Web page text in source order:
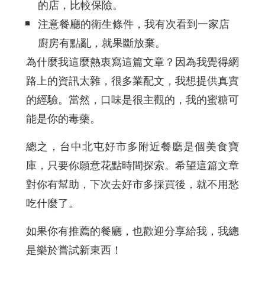
的店，比較保險。
注意餐廳的衛生條件，我有次看到一家店
廚房有點亂，就果斷放棄。
為什麼我這麼熱衷寫這篇文章？因為我覺得網
路上的資訊太雜，很多業配文，我想提供真實
的經驗。當然，口味是很主觀的，我的蜜糖可
能是你的毒藥。
總之，台中北屯好市多附近餐廳是個美食寶
庫，只要你願意花點時間探索。希望這篇文章
對你有幫助，下次去好市多採買後，就不用愁
吃什麼了。
如果你有推薦的餐廳，也歡迎分享給我，我總
是樂於嘗試新東西！